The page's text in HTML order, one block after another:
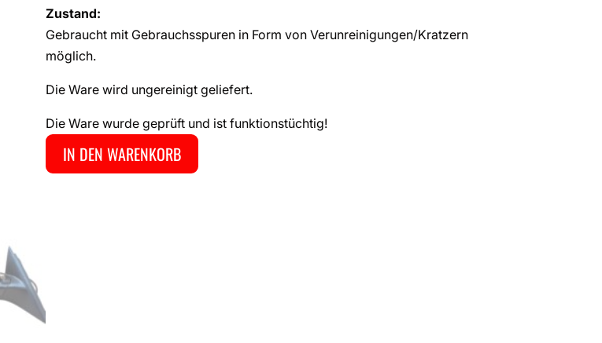
Zustand:
Gebraucht mit Gebrauchsspuren in Form von Verunreinigungen/Kratzern
möglich.
Die Ware wird ungereinigt geliefert.
Die Ware wurde geprüft und ist funktionstüchtig!
IN DEN WARENKORB